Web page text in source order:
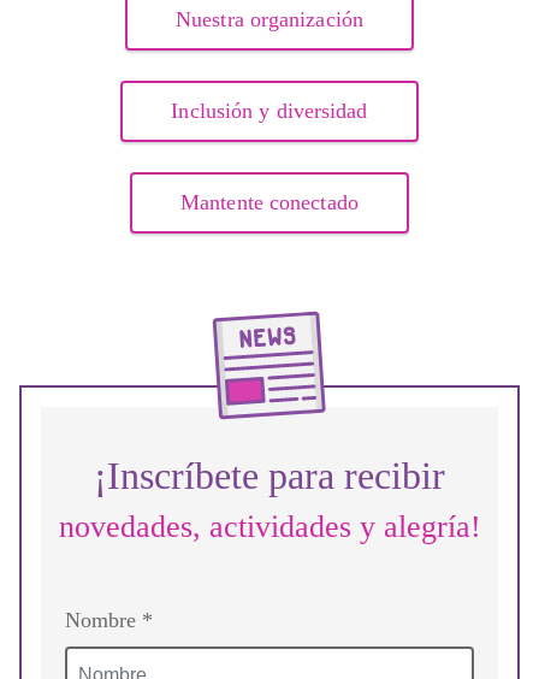
Nuestra organización
Inclusión y diversidad
Mantente conectado
¡Inscríbete para recibir
novedades, actividades y alegría!
Nombre *